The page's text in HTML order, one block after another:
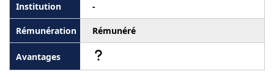
-
Rémunéré